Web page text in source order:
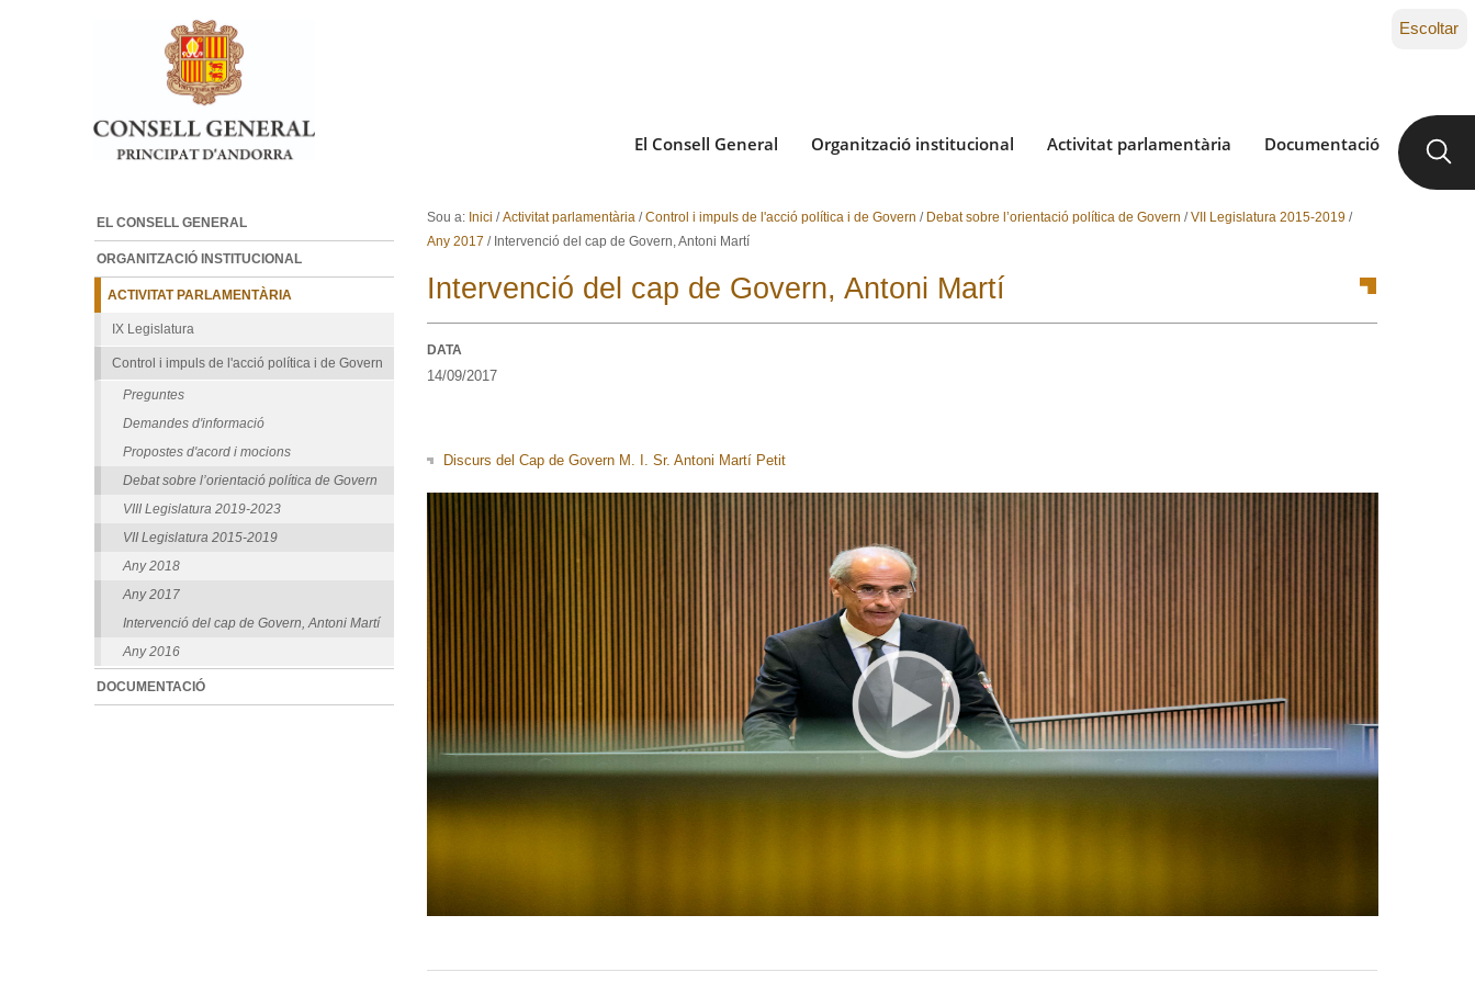
Ves al contingut.
Salta a la navegació
El Consell General Organització institucional Activitat parlamentària Documentació
Escoltar
Sou a: Inici /Activitat parlamentària /Control i impuls de l'acció política i de Govern / Debat sobre l’orientació política de Govern /VII Legislatura 2015-2019 /
Any 2017 / Intervenció del cap de Govern, Antoni Martí
Intervenció del cap de Govern, Antoni Martí
DATA
14/09/2017
Discurs del Cap de Govern M. I. Sr. Antoni Martí Petit
EL CONSELL GENERAL
ORGANITZACIÓ INSTITUCIONAL
ACTIVITAT PARLAMENTÀRIA
IX Legislatura
Control i impuls de l'acció política i de Govern
Preguntes
Demandes d'informació
Propostes d'acord i mocions
Debat sobre l’orientació política de Govern
VIII Legislatura 2019-2023
VII Legislatura 2015-2019
Any 2018
Any 2017
Intervenció del cap de Govern, Antoni Martí
Any 2016
DOCUMENTACIÓ